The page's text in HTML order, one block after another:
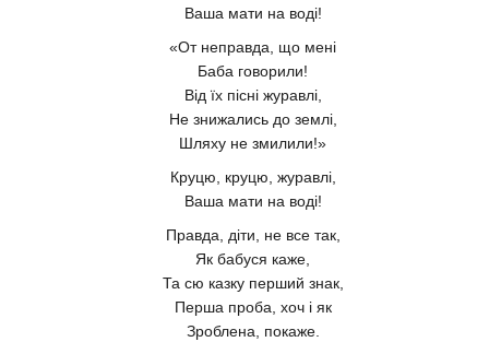
Ваша мати на воді!
«От неправда, що мені
Баба говорили!
Від їх пісні журавлі,
Не знижались до землі,
Шляху не змилили!»
Круцю, круцю, журавлі,
Ваша мати на воді!
Правда, діти, не все так,
Як бабуся каже,
Та сю казку перший знак,
Перша проба, хоч і як
Зроблена, покаже.